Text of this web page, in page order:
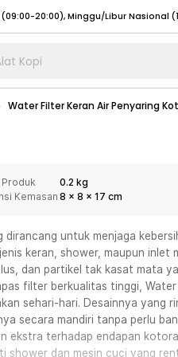
(07:00 - 20:00), Sabtu - Minggu
- 20:00), Sabtu - Minggu/ Libur
- 20:00), Sabtu - Minggu/ Libur
20:00), Minggu/Libur Nasional
20:00), Minggu/Libur Nasional
(07:00 - 20:00), Sabtu - Minggu
- 20:00), Sabtu - Minggu/ Libur
- 20:00), Sabtu - Minggu/ Libur
Kopi
Water Filter Keran Air Penyaring
0.2 kg
Kemasan 8 x 8 x 17 cm
untuk menjaga
keran, shower, maupun inlet
dan partikel tak kasat mata
filter berkualitas tinggi,
sehari-hari. Desainnya yang
secara mandiri tanpa perlu
ekstra terhadap endapan
shower dan mesin cuci yang